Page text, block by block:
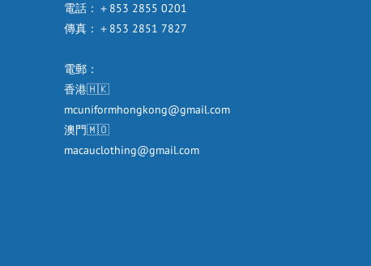
電話：＋853 2855 0201
傳真：＋853 2851 7827
電郵：
香港🇭🇰
mcuniformhongkong@gmail.com
澳門🇲🇴
macauclothing@gmail.com